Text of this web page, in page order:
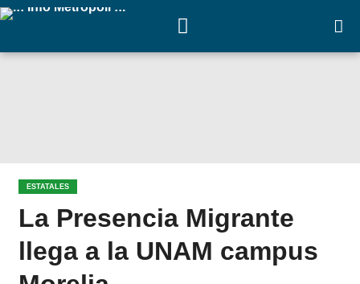
ESTATALES
La Presencia Migrante
llega a la UNAM campus